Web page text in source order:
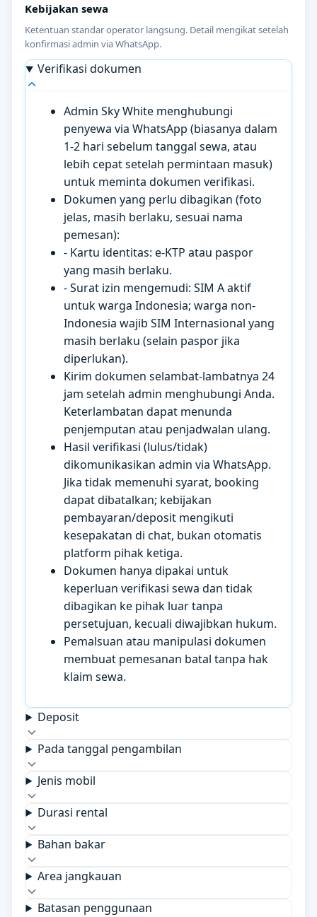
Kebijakan sewa
Ketentuan standar operator langsung. Detail mengikat setelah
konfirmasi admin via WhatsApp.
Verifikasi dokumen
Admin Sky White menghubungi
penyewa via WhatsApp (biasanya dalam
1-2 hari sebelum tanggal sewa, atau
lebih cepat setelah permintaan masuk)
untuk meminta dokumen verifikasi.
Dokumen yang perlu dibagikan (foto
jelas, masih berlaku, sesuai nama
pemesan):
- Kartu identitas: e-KTP atau paspor
yang masih berlaku.
- Surat izin mengemudi: SIM A aktif
untuk warga Indonesia; warga non-
Indonesia wajib SIM Internasional yang
masih berlaku (selain paspor jika
diperlukan).
Kirim dokumen selambat-lambatnya 24
jam setelah admin menghubungi Anda.
Keterlambatan dapat menunda
penjemputan atau penjadwalan ulang.
Hasil verifikasi (lulus/tidak)
dikomunikasikan admin via WhatsApp.
Jika tidak memenuhi syarat, booking
dapat dibatalkan; kebijakan
pembayaran/deposit mengikuti
kesepakatan di chat, bukan otomatis
platform pihak ketiga.
Dokumen hanya dipakai untuk
keperluan verifikasi sewa dan tidak
dibagikan ke pihak luar tanpa
persetujuan, kecuali diwajibkan hukum.
Pemalsuan atau manipulasi dokumen
membuat pemesanan batal tanpa hak
klaim sewa.
Deposit
Pada tanggal pengambilan
Jenis mobil
Durasi rental
Bahan bakar
Area jangkauan
Batasan penggunaan